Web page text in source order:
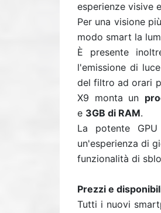
esperienze visive
Per una visione
modo smart la
È presente
l'emissione di
del filtro ad orari
X9 monta un
e 3GB di RAM.
La potente
un'esperienza di
funzionalità di
Prezzi e
Tutti i nuovi